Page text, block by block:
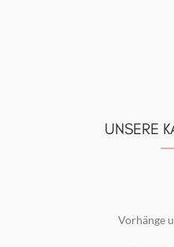
UNSERE
Vorhänge